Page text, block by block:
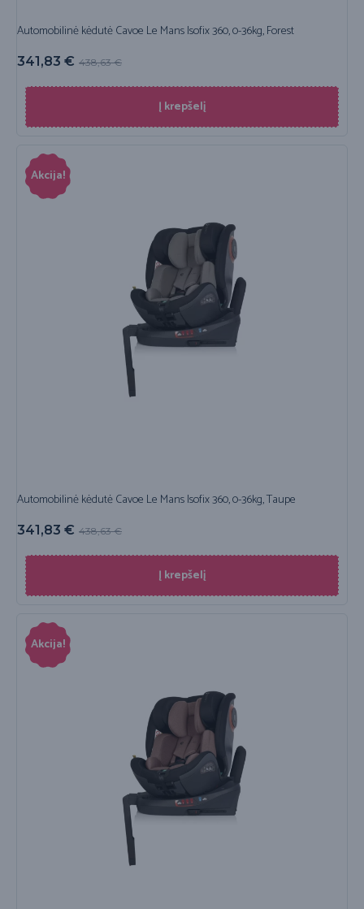
Automobilinė kėdutė Cavoe Le Mans Isofix 360, 0-36kg, Forest
438,63€
341,83 €
Į krepšelį
Akcija!
Automobilinė kėdutė Cavoe Le Mans Isofix 360, 0-36kg, Taupe
438,63€
341,83 €
Į krepšelį
Akcija!